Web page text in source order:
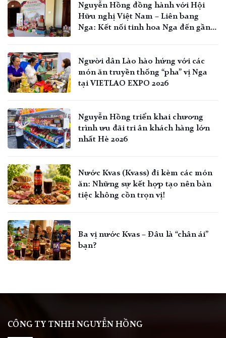
Nguyễn Hồng đồng hành với Hội
Hữu nghị Việt Nam – Liên bang
Nga: Kết nối tinh hoa Nga đến gần
Người dân Lào hào hứng với các
món ăn truyền thống “pha” vị Nga
tại VIETLAO EXPO 2026
Nguyễn Hồng triển khai chương
trình ưu đãi tri ân khách hàng lớn
nhất Hè 2026
Nước Kvas (Kvass) đi kèm các món
ăn: Những sự kết hợp tạo nên bàn
tiệc không cồn trọn vị!
Ba vị nước Kvas – Đâu là “chân ái”
bạn?
CÔNG TY TNHH NGUYỄN HỒNG